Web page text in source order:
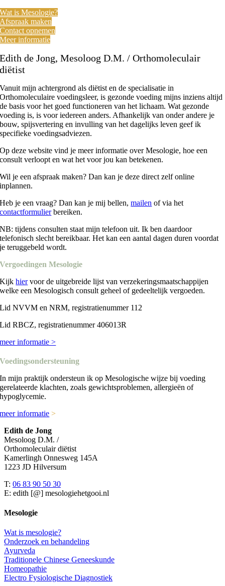
Wat is Mesologie?
Afspraak maken
Contact opnemen
Meer informatie
Edith de Jong, Mesoloog D.M. / Orthomoleculair
diëtist
Vanuit mijn achtergrond als diëtist en de specialisatie in
Orthomoleculaire voedingsleer, is gezonde voeding mijns inziens altijd
de basis voor het goed functioneren van het lichaam. Wat gezonde
voeding is, is voor iedereen anders. Afhankelijk van onder andere je
bouw, spijsvertering en invulling van het dagelijks leven geef ik
specifieke voedingsadviezen.
Op deze website vind je meer informatie over Mesologie, hoe een
consult verloopt en wat het voor jou kan betekenen.
Wil je een afspraak maken? Dan kan je deze direct zelf online
inplannen.
Heb je een vraag? Dan kan je mij bellen,mailen of via het
contactformulierbereiken.
NB: tijdens consulten staat mijn telefoon uit. Ik ben daardoor
telefonisch slecht bereikbaar. Het kan een aantal dagen duren voordat
je teruggebeld wordt.
Vergoedingen Mesologie
Kijkhiervoor deuitgebreide lijst van verzekeringsmaatschappijen
welke een Mesologisch consult geheel of gedeeltelijk vergoeden.
Lid NVVM en NRM, registratienummer 112
Lid RBCZ, registratienummer 406013R
meer informatie >
Voedingsondersteuning
In mijn praktijk ondersteun ik op Mesologische wijze bij voeding
gerelateerde klachten, zoals gewichtsproblemen, allergieën of
hypoglycemie.
meer informatie >
Edith de Jong
Mesoloog D.M. /
Orthomoleculair diëtist
Kamerlingh Onnesweg 145A
1223 JD Hilversum
T: 06 83 90 50 30
E: edith [@] mesologiehetgooi.nl
Mesologie
Wat is mesologie?
Onderzoek en behandeling
Ayurveda
Traditionele Chinese Geneeskunde
Homeopathie
Electro Fysiologische Diagnostiek